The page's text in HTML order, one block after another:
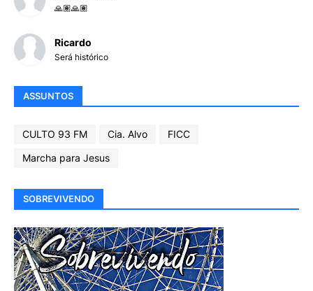
🙏🏽🙏🏽
Ricardo
Será histórico
ASSUNTOS
CULTO 93 FM Cia. Alvo
FICC
Marcha para Jesus
SOBREVIVENDO